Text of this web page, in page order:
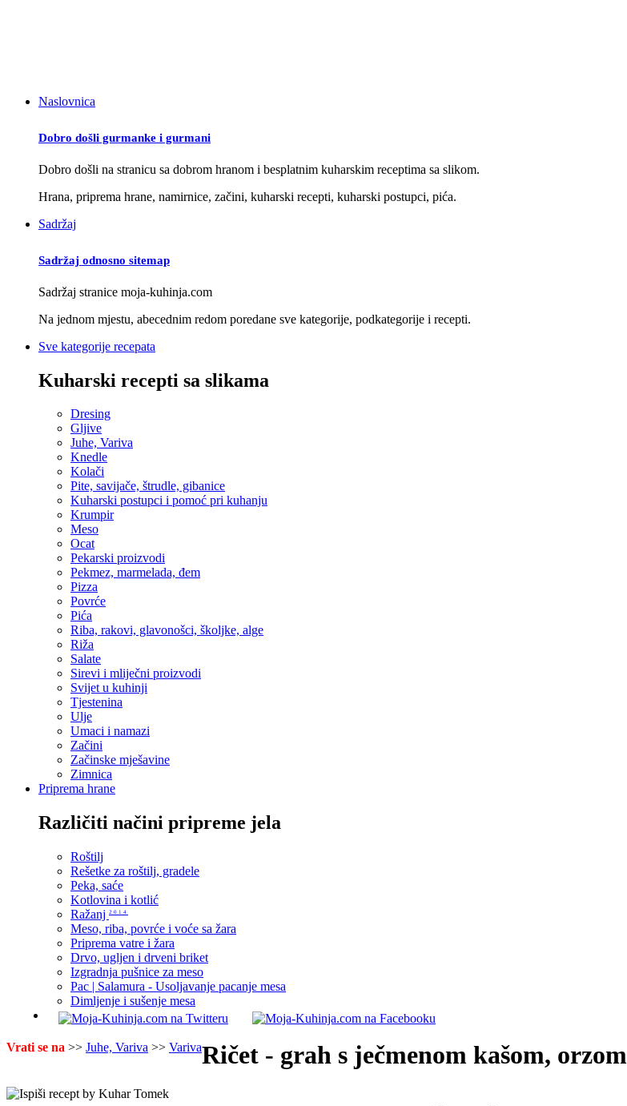
Naslovnica
Dobro došli gurmanke i gurmani
Dobro došli na stranicu sa dobrom hranom i besplatnim kuharskim receptima sa slikom.
Hrana, priprema hrane, namirnice, začini, kuharski recepti, kuharski postupci, pića.
Sadržaj
Sadržaj odnosno sitemap
Sadržaj stranice moja-kuhinja.com
Na jednom mjestu, abecednim redom poredane sve kategorije, podkategorije i recepti.
Sve kategorije recepata
Kuharski recepti sa slikama
Dresing
Gljive
Juhe, Variva
Knedle
Kolači
Pite, savijače, štrudle, gibanice
Kuharski postupci i pomoć pri kuhanju
Krumpir
Meso
Ocat
Pekarski proizvodi
Pekmez, marmelada, đem
Pizza
Povrće
Pića
Riba, rakovi, glavonošci, školjke, alge
Riža
Salate
Sirevi i mliječni proizvodi
Svijet u kuhinji
Tjestenina
Ulje
Umaci i namazi
Začini
Začinske mješavine
Zimnica
Priprema hrane
Različiti načini pripreme jela
Roštilj
Rešetke za roštilj, gradele
Peka, saće
Kotlovina i kotlić
Ražanj
2014
Meso, riba, povrće i voće sa žara
Priprema vatre i žara
Drvo, ugljen i drveni briket
Izgradnja pušnice za meso
Pac | Salamura - Usoljavanje pacanje mesa
Dimljenje i sušenje mesa
Vrati se na >> Juhe, Variva >> VarivaRičet - grah s ječmenom kašom, orzom